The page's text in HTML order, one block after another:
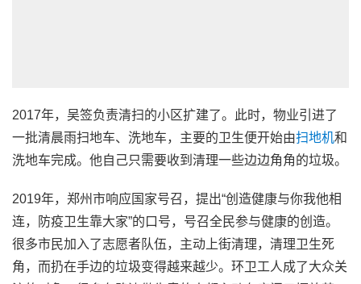
2017年，吴签负责清扫的小区扩建了。此时，物业引进了
一批清晨雨扫地车、洗地车，主要的卫生便开始由扫地机和
洗地车完成。他自己只需要收到清理一些边边角角的垃圾。
2019年，郑州市响应国家号召，提出“创造健康与你我他相
连，防疫卫生靠大家”的口号，号召全民参与健康的创造。
很多市民加入了志愿者队伍，主动上街清理，清理卫生死
角，而扔在手边的垃圾变得越来越少。环卫工人成了大众关